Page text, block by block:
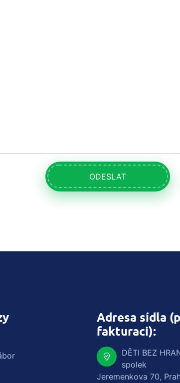
ODESLAT
Adresa sídla
fakturaci):
DĚTI BEZ
spolek
Jeremenkova 70,